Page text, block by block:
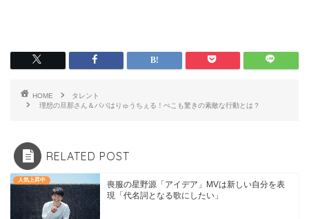
HOME
タレント
理想の旦那さん＆パパはりゅうちぇる！ぺこも驚きの素敵な行動とは？
RELATED POST
人気上昇中
喪服の星野源「アイデア」MVは新しい自分を表
現「代名詞となる歌にしたい」